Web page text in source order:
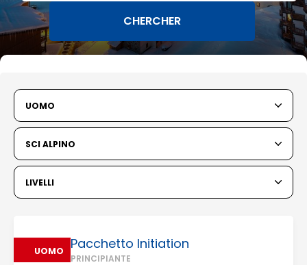
6
13 14 15 16 17 18 19
20 21 22 23 24 25 26
UOMO
SCI ALPINO
LIVELLI
UOMO Pacchetto Initiation
PRINCIPIANTE